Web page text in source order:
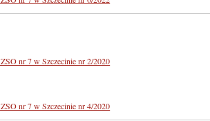
nr 7 w Szczecinie nr 2/2020
nr 7 w Szczecinie nr 4/2020